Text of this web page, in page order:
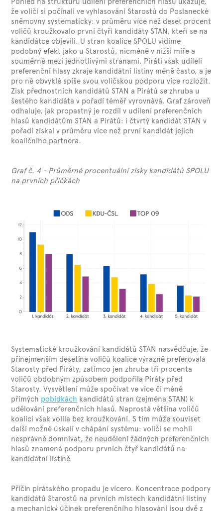
že voliči si počínali ve vyhlasování Starostů do Poslanecké
sněmovny systematicky: v průměru více než deset procent
voličů kroužkovalo první čtyři kandidáty STAN, kteří se na
kandidátce objevili. U stran koalice SPOLU vidíme
podobný efekt jako u Starostů, nicméně v nižší míře a
souměrně mezi jednotlivými stranami. Piráti však udíleli
preferenční hlasy zkraje kandidátní listiny méně často, a je
pro ně obvyklé spíše svou voličskou podporu více rozložit.
Zisk přednostních kandidátů STAN a Pirátů se zhruba u
šestého kandidáta v pořadí téměř vyrovnává. Graf zároveň
odhaluje, jak propastný je rozdíl v udílení preferenčních
hlasů kandidátům STAN a Pirátů: i čtvrtý kandidát STAN v
pořadí získal v průměru více než první kandidát jejich
koaličního partnera.
Graf č. 4 - Průměrné procentuální zisky kandidátů SPOLU
na prvních příčkách
Systematické kroužkování kandidátů STAN nasvědčuje, že
přinejmenším desetina voličů koalice výrazně preferovala
Starosty před Piráty, zatímco jen zhruba tři procenta
voličů obdobným způsobem podpořila Piráty před
Starosty. Vysvětlení může spočívat ve více či méně
přímých pobídkách kandidátů stran (zejména STAN) k
udělování preferenčních hlasů. Naprostá většina voličů
koalici však volila bez kroužkování. S tím může souviset
další možné úskalí v chápání systému: voliči se mohli
nesprávně domnívat, že neudělení žádných preferenčních
hlasů znamená podporu prvních čtyř kandidátů na
kandidátní listině.
Příčin pirátského propadu je vícero. Koncentrace podpory
kandidátů Starostů na prvních místech kandidátní listiny
a mechanický účinek preferenčního hlasování jsou dvě z